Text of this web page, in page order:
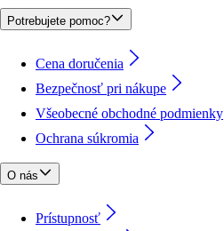
Potrebujete pomoc?
Cena doručenia
Bezpečnosť pri nákupe
Všeobecné obchodné podmienky
Ochrana súkromia
O nás
Prístupnosť